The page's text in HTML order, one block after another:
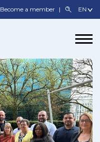
Become a member